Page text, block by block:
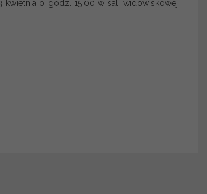
o godz. 15.00 w sali widowiskowej.